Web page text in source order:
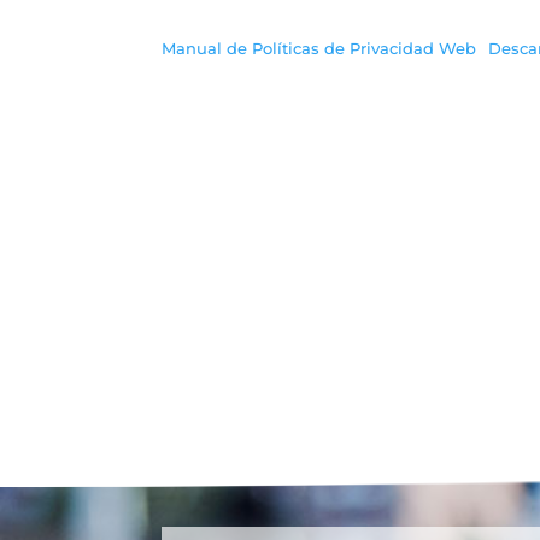
Manual de Políticas de Privacidad Web